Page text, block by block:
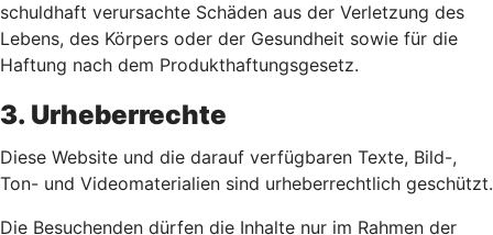
schuldhaft verursachte Schäden aus der Verletzung des
Lebens, des Körpers oder der Gesundheit sowie für die
Haftung nach dem Produkthaftungsgesetz.
3. Urheberrechte
Diese Website und die darauf verfügbaren Texte, Bild-,
Ton- und Videomaterialien sind urheberrechtlich geschützt.
Die Besuchenden dürfen die Inhalte nur im Rahmen der